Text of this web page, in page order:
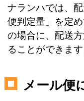
ナランハでは、
便判定量」を定
の場合に、配送
ることができます
メール便